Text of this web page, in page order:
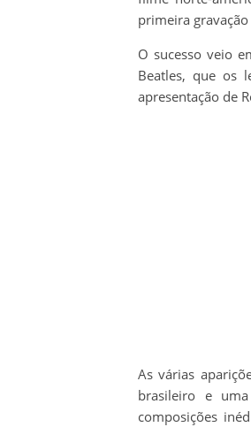
primeira gravação
O sucesso veio
Beatles, que os
apresentação de
As várias
brasileiro e
composições